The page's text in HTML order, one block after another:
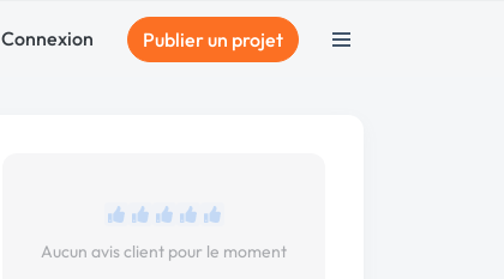
Connexion Publier un projet
Aucun avis client pour le moment